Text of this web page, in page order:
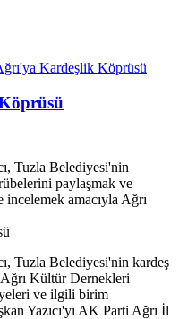
Kardeşlik Köprüsü
Tuzla Belediyesi'nin
paylaşmak ve
incelemek amacıyla Ağrı
Tuzla Belediyesi'nin kardeş
Kültür Dernekleri
ve ilgili birim
Yazıcı'yı AK Parti Ağrı İl